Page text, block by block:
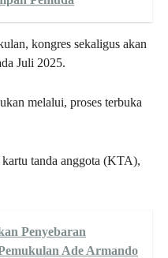
kongres sekaligus akan
Juli 2025.
melalui, proses terbuka
tanda anggota (KTA),
Penyebaran
Ade Armando